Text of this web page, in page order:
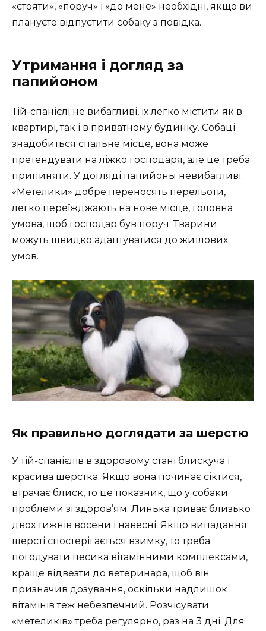
«стояти», «поруч» і «до мене» необхідні, якщо ви
плануєте відпустити собаку з повідка.
Утримання і догляд за
папийоном
Тій-спанієлі не вибагливі, їх легко містити як в
квартирі, так і в приватному будинку. Собаці
знадобиться спальне місце, вона може
претендувати на ліжко господаря, але це треба
припиняти. У догляді папийоны невибагливі.
«Метелики» добре переносять перельоти,
легко переїжджають на нове місце, головна
умова, щоб господар був поруч. Тварини
можуть швидко адаптуватися до житлових
умов.
Як правильно доглядати за шерстю
У тій-спанієлів в здоровому стані блискуча і
красива шерстка. Якщо вона починає сіктися,
втрачає блиск, то це показник, що у собаки
проблеми зі здоров’ям. Линька триває близько
двох тижнів восени і навесні. Якщо випадання
шерсті спостерігається взимку, то треба
погодувати песика вітамінними комплексами,
краще відвезти до ветеринара, щоб він
призначив дозування, оскільки надлишок
вітамінів теж небезпечний. Розчісувати
«метеликів» треба регулярно, раз на 3 дні. Для